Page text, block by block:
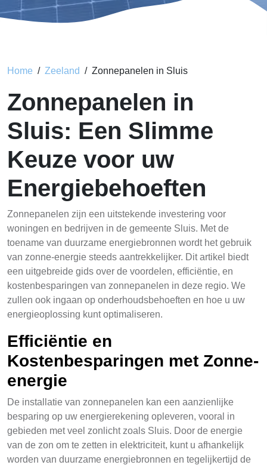
Home Zeeland Zonnepanelen in Sluis
Zonnepanelen in
Sluis: Een Slimme
Keuze voor uw
Energiebehoeften
Zonnepanelen zijn een uitstekende investering voor
woningen en bedrijven in de gemeente Sluis. Met de
toename van duurzame energiebronnen wordt het gebruik
van zonne-energie steeds aantrekkelijker. Dit artikel biedt
een uitgebreide gids over de voordelen, efficiëntie, en
kostenbesparingen van zonnepanelen in deze regio. We
zullen ook ingaan op onderhoudsbehoeften en hoe u uw
energieoplossing kunt optimaliseren.
Efficiëntie en
Kostenbesparingen met Zonne-
energie
De installatie van zonnepanelen kan een aanzienlijke
besparing op uw energierekening opleveren, vooral in
gebieden met veel zonlicht zoals Sluis. Door de energie
van de zon om te zetten in elektriciteit, kunt u afhankelijk
worden van duurzame energiebronnen en tegelijkertijd de